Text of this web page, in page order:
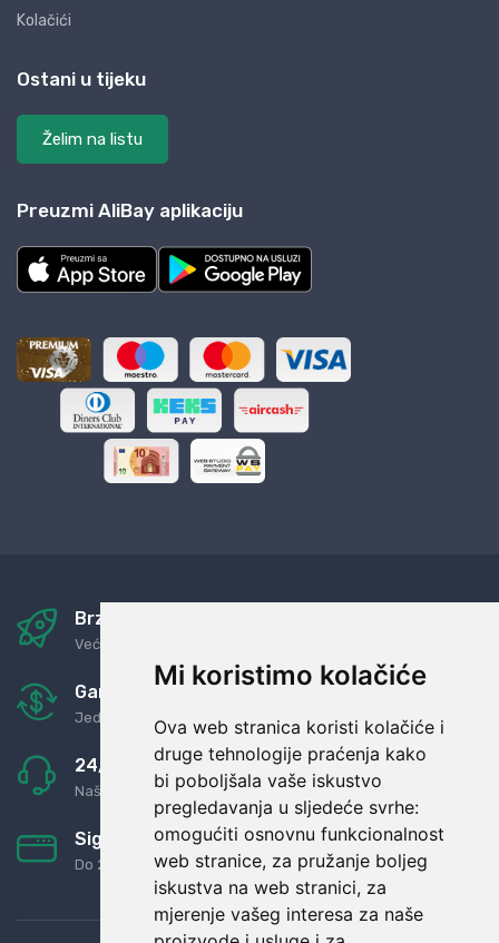
Mi koristimo kolačiće
Ova web stranica koristi kolačiće i
druge tehnologije praćenja kako
bi poboljšala vaše iskustvo
pregledavanja u sljedeće svrhe:
omogućiti osnovnu funkcionalnost
web stranice, za pružanje boljeg
iskustva na web stranici, za
mjerenje vašeg interesa za naše
Kolačići
Ostani u tijeku
Želim na listu
Preuzmi AliBay aplikaciju
Brza i sigurna dostava
Već za nekoliko dana kod vas
Garancija u povrat novaca
Jednostavno pravilo: Roba za novac
24/7 odlična podrška
Naši agenti uvijek na raspolaganju
Sigurno obročno plaćanje
Do 24 rata bez kamata